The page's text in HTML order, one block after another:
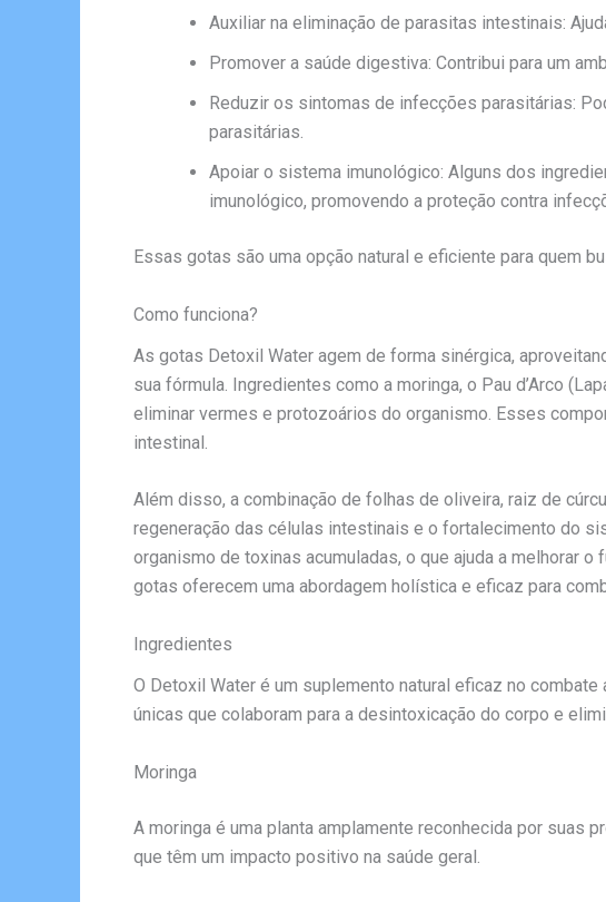
Auxiliar na eliminação de parasitas intestinais:
Promover a saúde digestiva: Contribui para um
Reduzir os sintomas de infecções parasitárias:
parasitárias.
Apoiar o sistema imunológico: Alguns dos
imunológico, promovendo a proteção contra
Essas gotas são uma opção natural e eficiente para quem
Como funciona?
As gotas Detoxil Water agem de forma sinérgica,
sua fórmula. Ingredientes como a moringa, o Pau d’Arco
eliminar vermes e protozoários do organismo. Esses
intestinal.
Além disso, a combinação de folhas de oliveira, raiz de
regeneração das células intestinais e o fortalecimento do
organismo de toxinas acumuladas, o que ajuda a melhorar
gotas oferecem uma abordagem holística e eficaz para
Ingredientes
O Detoxil Water é um suplemento natural eficaz no
únicas que colaboram para a desintoxicação do corpo e
Moringa
A moringa é uma planta amplamente reconhecida por suas
que têm um impacto positivo na saúde geral.